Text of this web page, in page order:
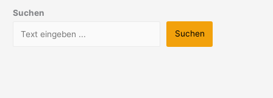
Suchen
Suchen